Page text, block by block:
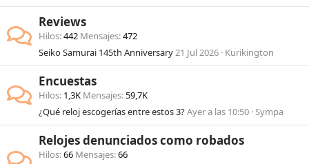
Reviews
Hilos 442 Mensajes 472
Seiko Samurai 145th Anniversary21 Jul 2026 Kurikington
Encuestas
Hilos 1,3K Mensajes 59,7K
¿Qué reloj escogerías entre estos 3?Ayer a las 10:50 Sympa
Relojes denunciados como robados
Hilos 66 Mensajes 66